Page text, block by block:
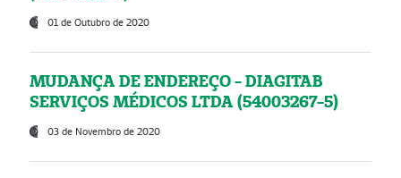
01 de Outubro de 2020
MUDANÇA DE ENDEREÇO - DIAGITAB
SERVIÇOS MÉDICOS LTDA (54003267-5)
03 de Novembro de 2020